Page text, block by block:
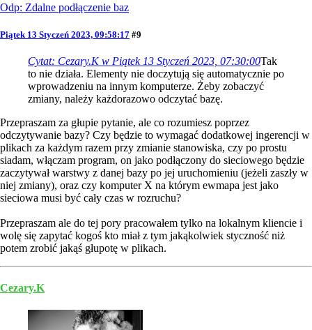
Odp: Zdalne podłączenie baz
Piątek 13 Styczeń 2023, 09:58:17 #9
Cytat: Cezary.K w Piątek 13 Styczeń 2023, 07:30:00Tak
to nie działa. Elementy nie doczytują się automatycznie po
wprowadzeniu na innym komputerze. Żeby zobaczyć
zmiany, należy każdorazowo odczytać bazę.
Przepraszam za głupie pytanie, ale co rozumiesz poprzez
odczytywanie bazy? Czy będzie to wymagać dodatkowej ingerencji w
plikach za każdym razem przy zmianie stanowiska, czy po prostu
siadam, włączam program, on jako podłączony do sieciowego będzie
zaczytywał warstwy z danej bazy po jej uruchomieniu (jeżeli zaszły w
niej zmiany), oraz czy komputer X na którym ewmapa jest jako
sieciowa musi być cały czas w rozruchu?
Przepraszam ale do tej pory pracowałem tylko na lokalnym kliencie i
wolę się zapytać kogoś kto miał z tym jakąkolwiek styczność niż
potem zrobić jakąś głupotę w plikach.
Cezary.K